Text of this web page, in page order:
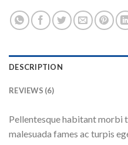
DESCRIPTION
REVIEWS (6)
Pellentesque habitant morbi
malesuada fames ac turpis